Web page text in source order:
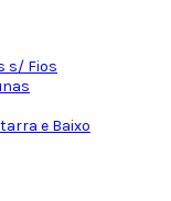
s/ Fios
e Baixo